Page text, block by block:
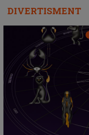
DIVERTISMENT